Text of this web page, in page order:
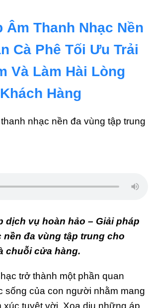
Âm Thanh Nhạc Nền
Cà Phê Tối Ưu Trải
Và Làm Hài Lòng
Khách Hàng
dịch vụ hoàn hảo – Giải pháp
nền đa vùng tập trung cho
chuỗi cửa hàng.
trở thành một phần quan
sống của con người nhằm mang
xúc tuyệt vời. Xoa dịu những áp